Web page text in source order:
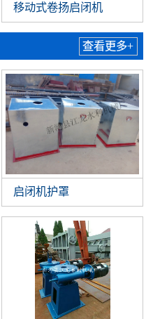
移动式卷扬启闭机
查看更多+
启闭机护罩